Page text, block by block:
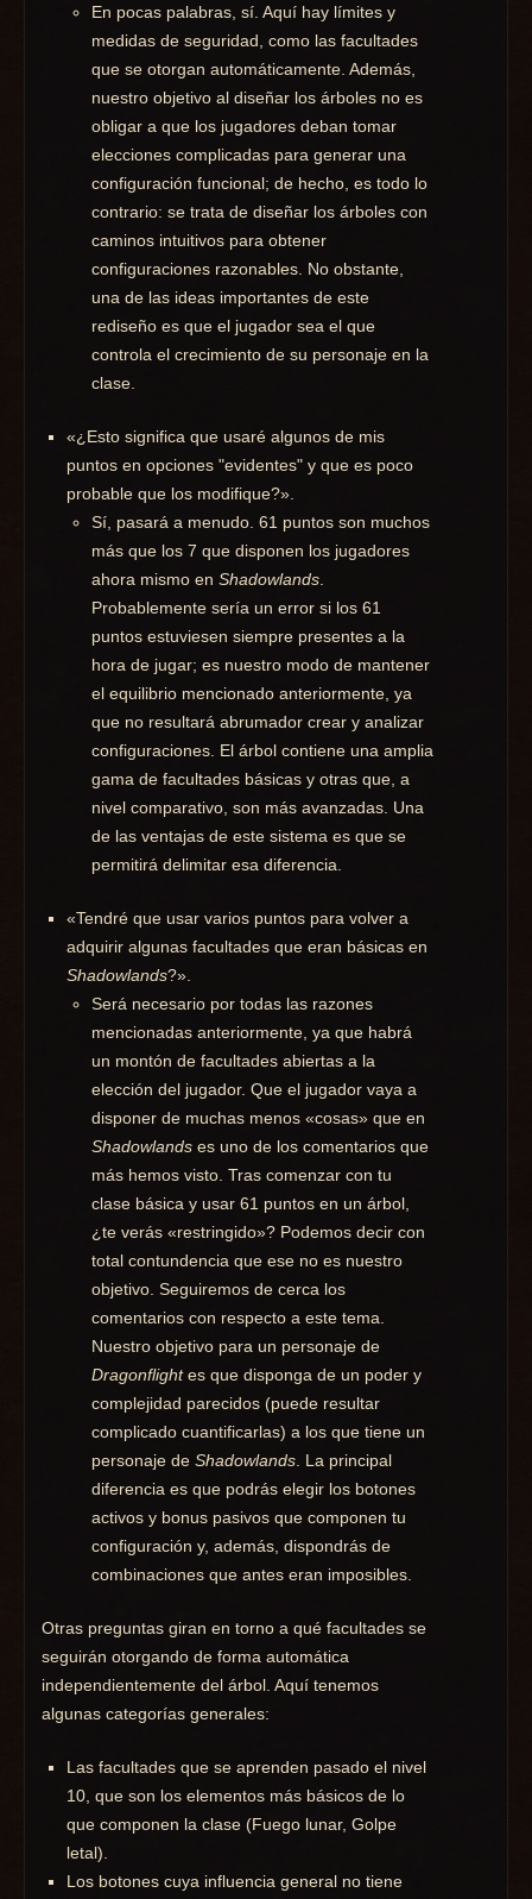
En pocas palabras, sí. Aquí hay límites y
medidas de seguridad, como las facultades
que se otorgan automáticamente. Además,
nuestro objetivo al diseñar los árboles no es
obligar a que los jugadores deban tomar
elecciones complicadas para generar una
configuración funcional; de hecho, es todo lo
contrario: se trata de diseñar los árboles con
caminos intuitivos para obtener
configuraciones razonables. No obstante,
una de las ideas importantes de este
rediseño es que el jugador sea el que
controla el crecimiento de su personaje en la
clase.
«¿Esto significa que usaré algunos de mis
puntos en opciones "evidentes" y que es poco
probable que los modifique?».
Sí, pasará a menudo. 61 puntos son muchos
más que los 7 que disponen los jugadores
ahora mismo en Shadowlands
Probablemente sería un error si los 61
puntos estuviesen siempre presentes a la
hora de jugar; es nuestro modo de mantener
el equilibrio mencionado anteriormente, ya
que no resultará abrumador crear y analizar
configuraciones. El árbol contiene una amplia
gama de facultades básicas y otras que, a
nivel comparativo, son más avanzadas. Una
de las ventajas de este sistema es que se
permitirá delimitar esa diferencia.
«Tendré que usar varios puntos para volver a
adquirir algunas facultades que eran básicas en
Shadowlands?».
Será necesario por todas las razones
mencionadas anteriormente, ya que habrá
un montón de facultades abiertas a la
elección del jugador. Que el jugador vaya a
disponer de muchas menos «cosas» que en
Shadowlands es uno de los comentarios que
más hemos visto. Tras comenzar con tu
clase básica y usar 61 puntos en un árbol,
¿te verás «restringido»? Podemos decir con
total contundencia que ese no es nuestro
objetivo. Seguiremos de cerca los
comentarios con respecto a este tema.
Nuestro objetivo para un personaje de
Dragonflightes que disponga de un poder y
complejidad parecidos (puede resultar
complicado cuantificarlas) a los que tiene un
personaje de Shadowlands . La principal
diferencia es que podrás elegir los botones
activos y bonus pasivos que componen tu
configuración y, además, dispondrás de
combinaciones que antes eran imposibles.
Otras preguntas giran en torno a qué facultades se
seguirán otorgando de forma automática
independientemente del árbol. Aquí tenemos
algunas categorías generales:
Las facultades que se aprenden pasado el nivel
10, que son los elementos más básicos de lo
que componen la clase (Fuego lunar, Golpe
letal).
Los botones cuya influencia general no tiene